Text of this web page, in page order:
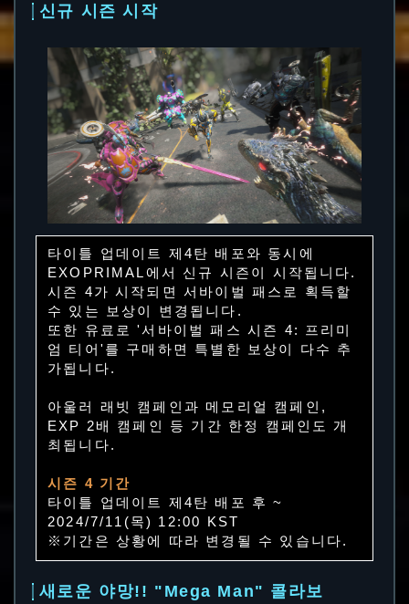
신규 시즌 시작
타이틀 업데이트 제4탄 배포와 동시에
EXOPRIMAL에서 신규 시즌이 시작됩니다.
시즌 4가 시작되면 서바이벌 패스로 획득할
수 있는 보상이 변경됩니다.
또한 유료로 '서바이벌 패스 시즌 4: 프리미
엄 티어'를 구매하면 특별한 보상이 다수 추
가됩니다.
아울러 래빗 캠페인과 메모리얼 캠페인,
EXP 2배 캠페인 등 기간 한정 캠페인도 개
최됩니다.
시즌 4 기간
타이틀 업데이트 제4탄 배포 후 ~
2024/7/11(목) 12:00 KST
※기간은 상황에 따라 변경될 수 있습니다.
새로운 야망!! "Mega Man" 콜라보